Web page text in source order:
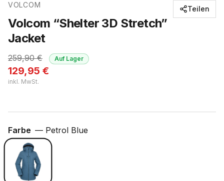
VOLCOM
Volcom “Shelter 3D Stretch”
Jacket
259,90€
129,95 €
inkl. MwSt.
Auf Lager
Teilen
Farbe — Petrol Blue